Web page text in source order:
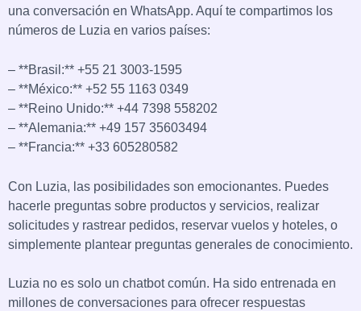
una conversación en WhatsApp. Aquí te compartimos los
números de Luzia en varios países:
– **Brasil:** +55 21 3003-1595
– **México:** +52 55 1163 0349
– **Reino Unido:** +44 7398 558202
– **Alemania:** +49 157 35603494
– **Francia:** +33 605280582
Con Luzia, las posibilidades son emocionantes. Puedes
hacerle preguntas sobre productos y servicios, realizar
solicitudes y rastrear pedidos, reservar vuelos y hoteles, o
simplemente plantear preguntas generales de conocimiento.
Luzia no es solo un chatbot común. Ha sido entrenada en
millones de conversaciones para ofrecer respuestas